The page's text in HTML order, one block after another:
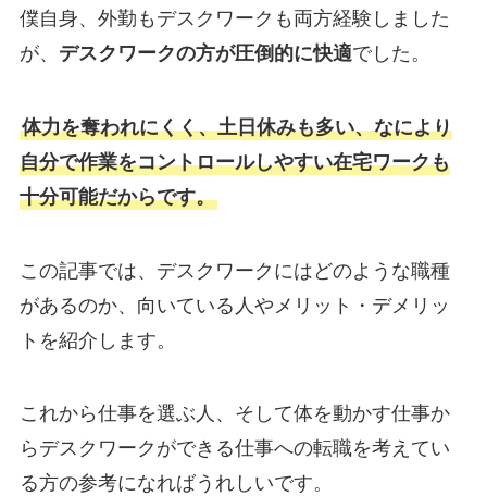
僕自身、外勤もデスクワークも両方経験しました
が、 デスクワークの方が圧倒的に快適でした。
体力を奪われにくく、土日休みも多い、なにより
自分で作業をコントロールしやすい在宅ワークも
十分可能だからです。
この記事では、デスクワークにはどのような職種
があるのか、向いている人やメリット・デメリッ
トを紹介します。
これから仕事を選ぶ人、そして体を動かす仕事か
らデスクワークができる仕事への転職を考えてい
る方の参考になればうれしいです。